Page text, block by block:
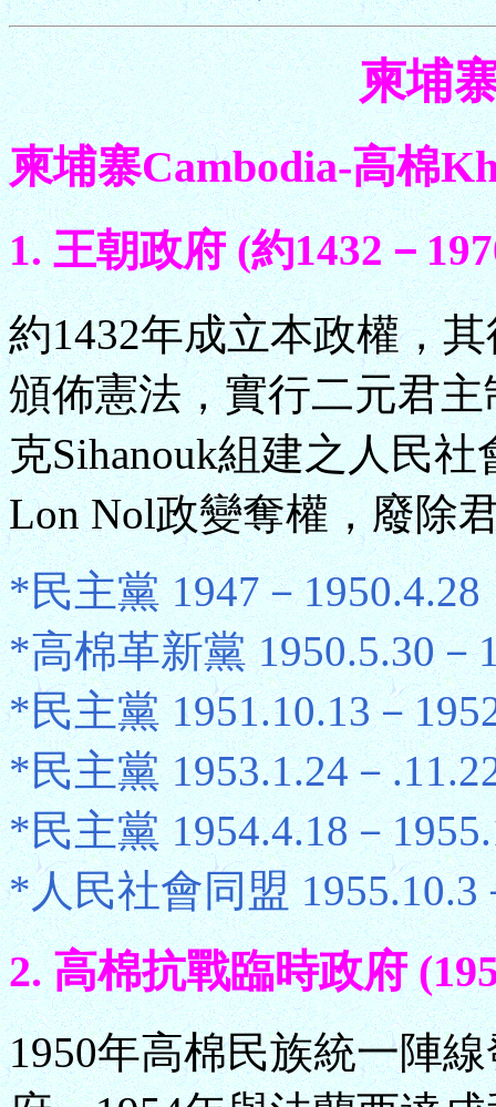
柬埔
柬埔寨Cambodia-高棉
1. 王朝政府 (約1432－
約1432年成立本政權，
頒佈憲法，實行二元君
克Sihanouk組建之人民
Lon Nol政變奪權，廢除
*民主黨 1947－1950.4.28
*高棉革新黨 1950.5.30－
*民主黨 1951.10.13－
*民主黨 1953.1.24－
*民主黨 1954.4.18－
*人民社會同盟 1955.10.3
2. 高棉抗戰臨時政府
1950年高棉民族統一陣